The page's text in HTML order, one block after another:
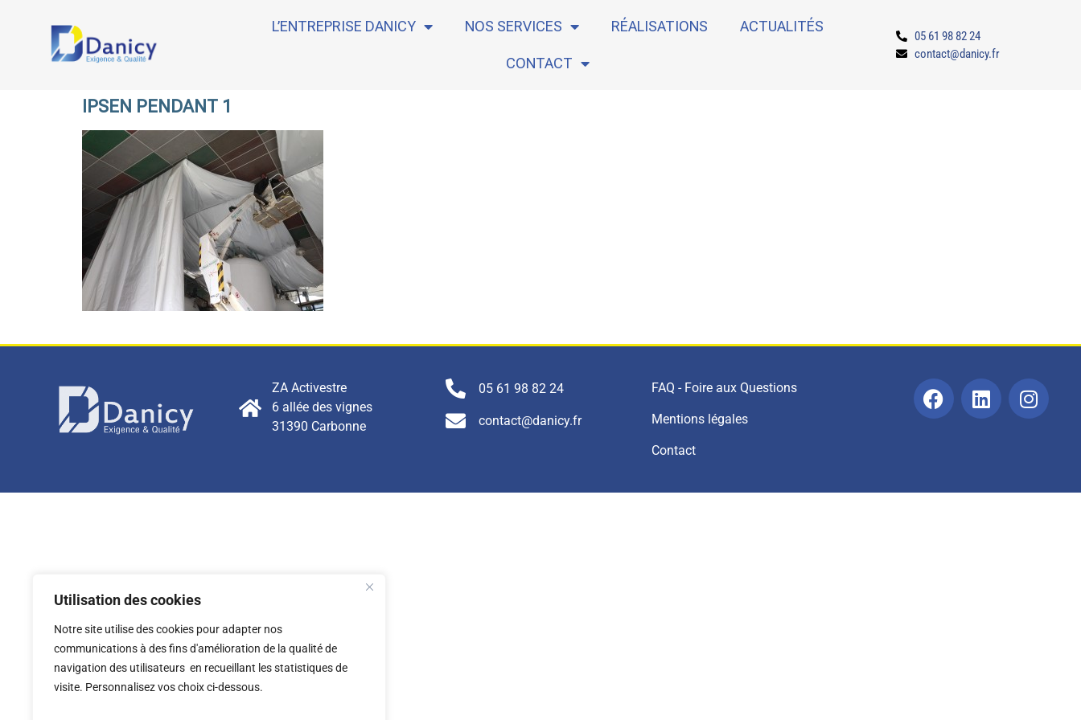
Utilisation des cookies
Notre site utilise des cookies pour adapter nos
communications à des fins d'amélioration de la qualité de
navigation des utilisateurs en recueillant les statistiques de
visite. Personnalisez vos choix ci-dessous.
L’ENTREPRISE DANICY NOS SERVICES RÉALISATIONS ACTUALITÉS
CONTACT
05 61 98 82 24
contact@danicy.fr
IPSEN PENDANT 1
ZA Activestre
6 allée des vignes
31390 Carbonne
05 61 98 82 24
contact@danicy.fr
FAQ - Foire aux Questions
Mentions légales
Contact